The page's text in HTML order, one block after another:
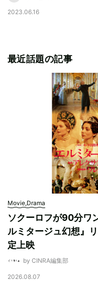
2023.06.16
最近話題の記事
Movie,Drama
ソクーロフが90分ワ
ルミタージュ幻想』
定上映
by CINRA編集部
2026.08.07